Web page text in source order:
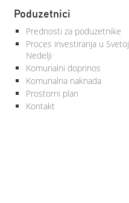
Poduzetnici
Prednosti za poduzetnike
Proces investiranja u Svetoj
Nedelji
Komunalni doprinos
Komunalna naknada
Prostorni plan
Kontakt